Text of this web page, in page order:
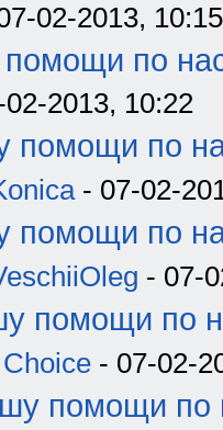
02-2013, 10:15
по
2013, 10:22
помощи по
- 07-02-
помощи по
- 07-
помощи по
Choice - 07-02-
помощи по